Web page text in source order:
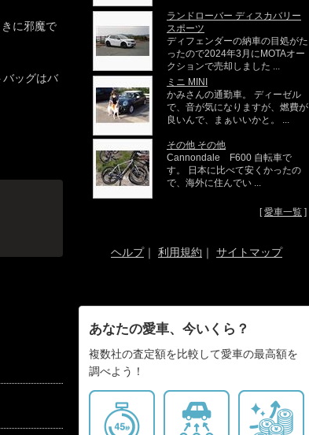
に邪魔で
ッグはバ
ランドローバー ディスカバリー
スポーツ
ディフェンダーの納車の目処がた
ったので2024年3月にMOTAオー
クションで売却しました ...
ミニ MINI
かみさんの通勤車。 ディーゼル
で、音が気になりますが、燃費が
良いんで、まぁいいかと。 ...
その他 その他
Cannondale F600 自転車で
す。 日本に比べて安くかったの
で、海外に住んでい ...
[愛車一覧 ]
ヘルプ｜ 利用規約 ｜ サイトマップ
あなたの愛車、今いくら？
複数社の査定額を比較して愛車の最高額を
調べよう！